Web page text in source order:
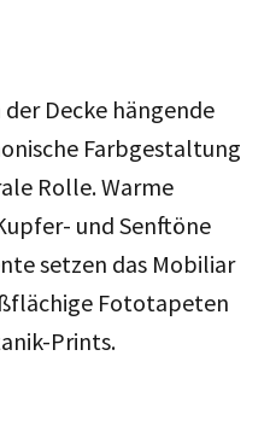
Decke hängende
Farbgestaltung
Rolle. Warme
und Senftöne
setzen das Mobiliar
Fototapeten
Prints.